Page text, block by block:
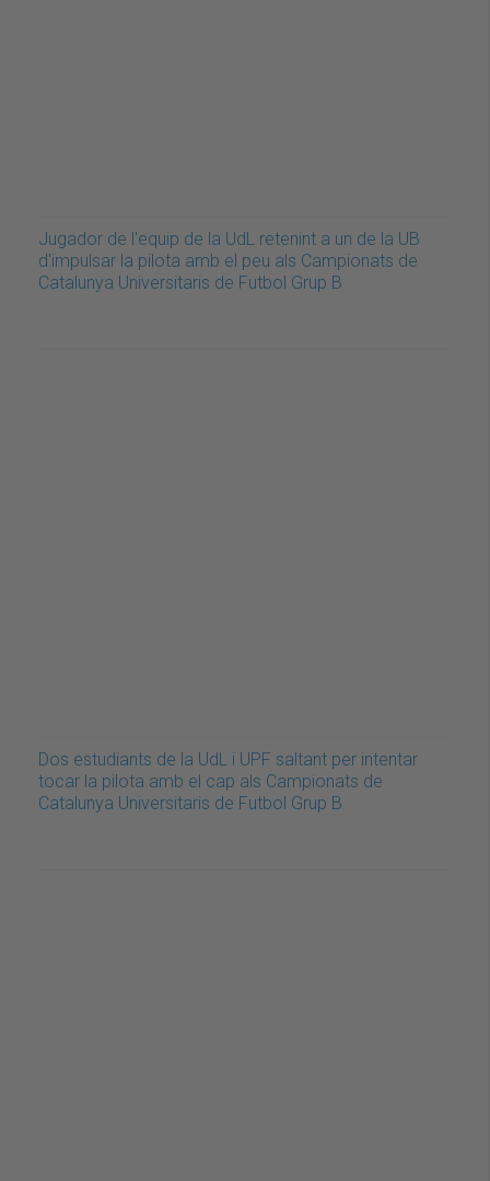
Jugador de l'equip de la UdL retenint a un de la UB
d'impulsar la pilota amb el peu als Campionats de
Catalunya Universitaris de Futbol Grup B
Dos estudiants de la UdL i UPF saltant per intentar
tocar la pilota amb el cap als Campionats de
Catalunya Universitaris de Futbol Grup B